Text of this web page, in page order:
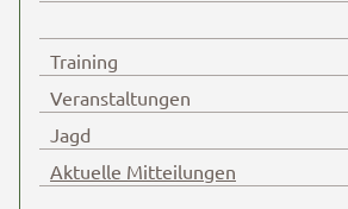
Training
Veranstaltungen
Jagd
Aktuelle Mitteilungen